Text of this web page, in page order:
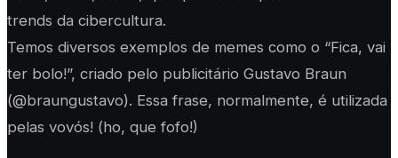
trends da cibercultura.
Temos diversos exemplos de memes como o “Fica, vai
ter bolo!”, criado pelo publicitário Gustavo Braun
(@braungustavo). Essa frase, normalmente, é utilizada
pelas vovós! (ho, que fofo!)